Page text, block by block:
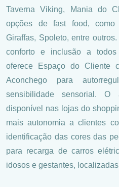
Taverna Viking, Mania do
opções de fast food, como
Giraffas, Spoleto, entre
conforto e inclusão a
oferece Espaço do Cliente
Aconchego para
sensibilidade sensorial. O
disponível nas lojas do
mais autonomia a clientes
identificação das cores das
para recarga de carros
idosos e gestantes,